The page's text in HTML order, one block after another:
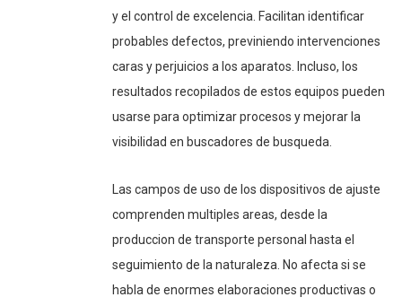
y el control de excelencia. Facilitan identificar
probables defectos, previniendo intervenciones
caras y perjuicios a los aparatos. Incluso, los
resultados recopilados de estos equipos pueden
usarse para optimizar procesos y mejorar la
visibilidad en buscadores de busqueda.
Las campos de uso de los dispositivos de ajuste
comprenden multiples areas, desde la
produccion de transporte personal hasta el
seguimiento de la naturaleza. No afecta si se
habla de enormes elaboraciones productivas o